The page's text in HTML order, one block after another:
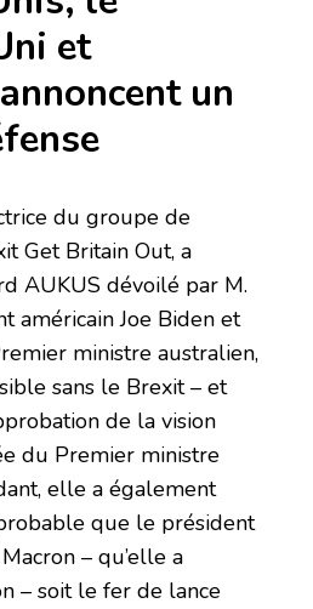
et
un
du groupe de
Get Britain Out, a
AUKUS dévoilé par M.
américain Joe Biden et
ministre australien,
sans le Brexit – et
de la vision
du Premier ministre
elle a également
que le président
– qu’elle a
– soit le fer de lance